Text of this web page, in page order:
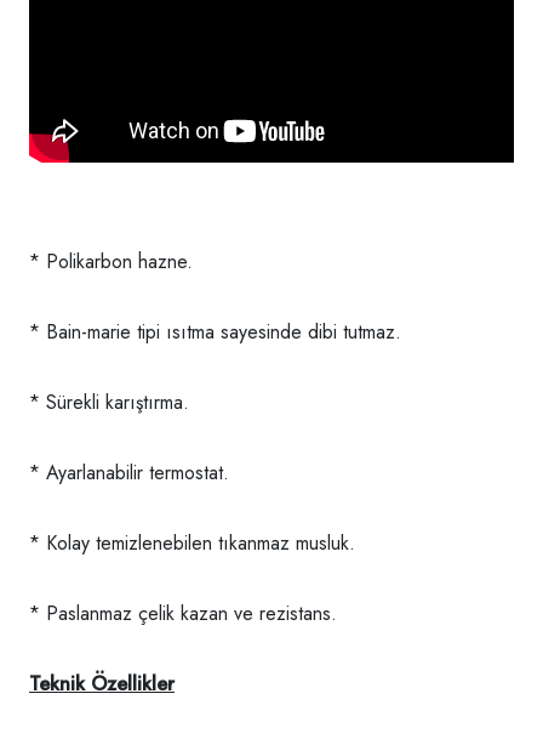
* Polikarbon hazne.
* Bain-marie tipi ısıtma sayesinde dibi tutmaz.
* Sürekli karıştırma.
* Ayarlanabilir termostat.
* Kolay temizlenebilen tıkanmaz musluk.
* Paslanmaz çelik kazan ve rezistans.
Teknik Özellikler